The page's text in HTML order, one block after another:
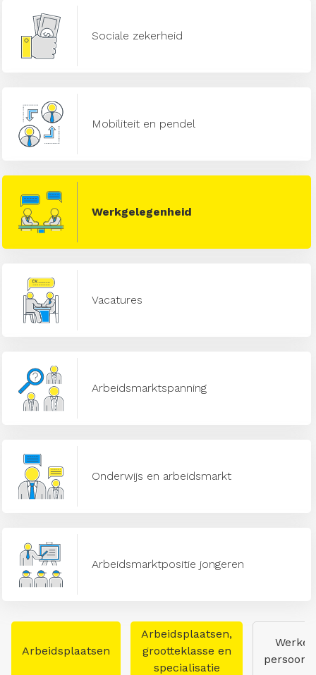
Sociale zekerheid
Mobiliteit en pendel
Werkgelegenheid
Vacatures
Arbeidsmarktspanning
Onderwijs en arbeidsmarkt
Arbeidsmarktpositie jongeren
Arbeidsplaatsen
Arbeidsplaatsen,
grootteklasse en
specialisatie